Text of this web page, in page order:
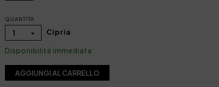
QUANTITÀ
1 Cipria
Disponibilità immediata
AGGIUNGI AL CARRELLO